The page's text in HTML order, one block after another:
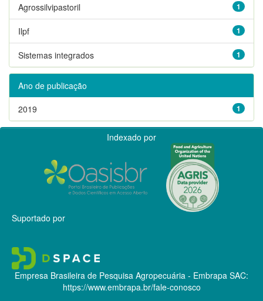
1
Agrossilvipastoril
1
Ilpf
1
Sistemas integrados
Ano de publicação
1
2019
Indexado por
Suportado por
Empresa Brasileira de Pesquisa Agropecuária - Embrapa SAC:
https://www.embrapa.br/fale-conosco